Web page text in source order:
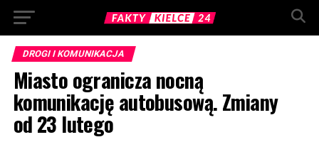
DROGI I KOMUNIKACJA
Miasto ogranicza nocną
komunikację autobusową. Zmiany
od 23 lutego